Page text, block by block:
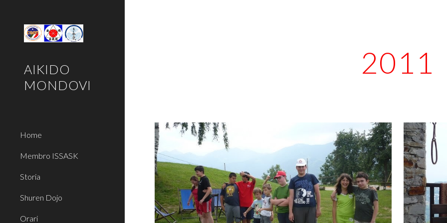
AIKIDO
MONDOVI
Home
Membro ISSASK
Storia
Shuren Dojo
Orari
2011